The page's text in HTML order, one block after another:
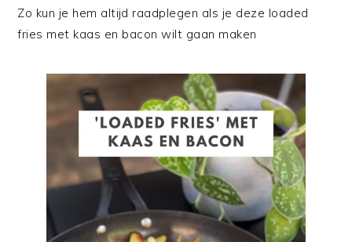
Zo kun je hem altijd raadplegen als je deze loaded
fries met kaas en bacon wilt gaan maken